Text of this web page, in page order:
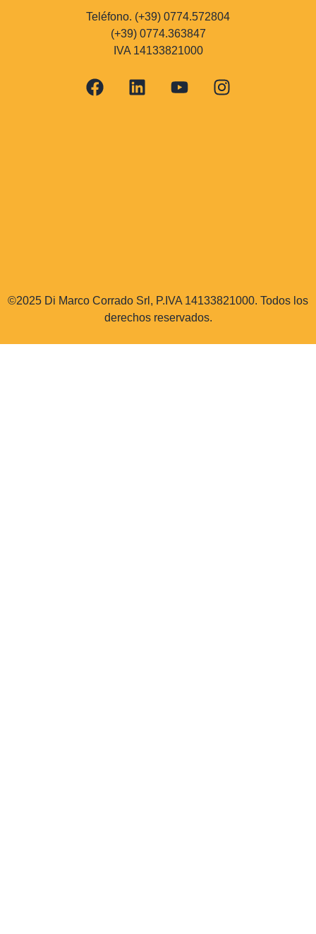
Teléfono. (+39) 0774.572804
(+39) 0774.363847
IVA 14133821000
©2025 Di Marco Corrado Srl, P.IVA 14133821000. Todos los
derechos reservados.